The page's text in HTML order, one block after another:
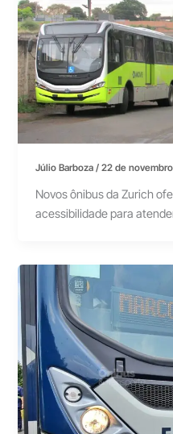
Júlio Barboza/22 de
Novos ônibus da Zurich
acessibilidade para